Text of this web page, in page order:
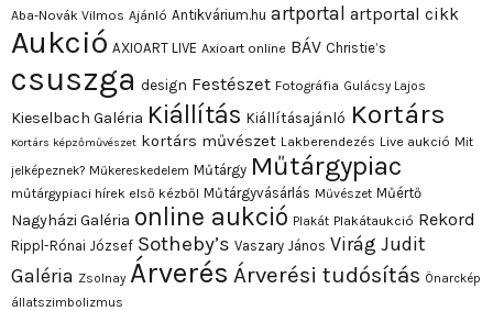
Aba-Novák Vilmos Ajánló Antikvárium.hu artportal artportal cikk
Aukció AXIOART LIVE Axioart online BÁV Christie’s
csuszga design Festészet Fotográfia Gulácsy Lajos
Kieselbach Galéria Kiállítás Kiállításajánló Kortárs
Kortárs képzőművészet kortárs művészet Lakberendezés Live aukció Mit
jelképeznek? Műkereskedelem Műtárgy Műtárgypiac
műtárgypiaci hírek első kézből Műtárgyvásárlás Művészet Műértő
Nagyházi Galéria online aukció Plakát Plakátaukció Rekord
Rippl-Rónai József Sotheby’s Vaszary János Virág Judit
Galéria Zsolnay Árverés Árverési tudósítás Önarckép
állatszimbolizmus